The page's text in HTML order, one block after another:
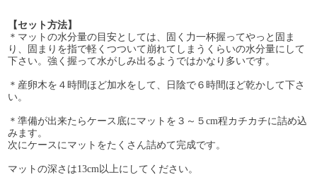
【セット方法】
＊マットの水分量の目安としては、固く力一杯握ってやっと固ま
り、固まりを指で軽くつついて崩れてしまうくらいの水分量にして
下さい。強く握って水がしみ出るようではかなり多いです。
＊産卵木を４時間ほど加水をして、日陰で６時間ほど乾かして下さ
い。
＊準備が出来たらケース底にマットを３～５cm程カチカチに詰め込
みます。
次にケースにマットをたくさん詰めて完成です。
マットの深さは13cm以上にしてください。